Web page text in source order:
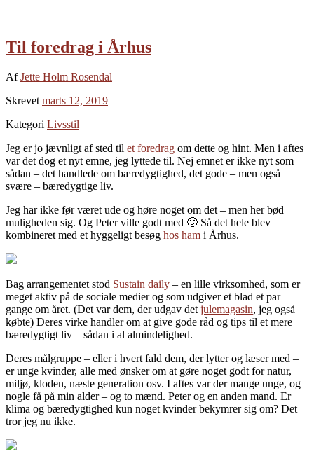
Til foredrag i Århus
AfJette Holm Rosendal
Skrevet marts 12, 2019
Kategori Livsstil
Jeg er jo jævnligt af sted til et foredrag om dette og hint. Men i aftes
var det dog et nyt emne, jeg lyttede til. Nej emnet er ikke nyt som
sådan – det handlede om bæredygtighed, det gode – men også
svære – bæredygtige liv.
Jeg har ikke før været ude og høre noget om det – men her bød
muligheden sig. Og Peter ville godt med 🙂 Så det hele blev
kombineret med et hyggeligt besøg hos ham i Århus.
Bag arrangementet stod Sustain daily – en lille virksomhed, som er
meget aktiv på de sociale medier og som udgiver et blad et par
gange om året. (Det var dem, der udgav det julemagasin, jeg også
købte) Deres virke handler om at give gode råd og tips til et mere
bæredygtigt liv – sådan i al almindelighed.
Deres målgruppe – eller i hvert fald dem, der lytter og læser med –
er unge kvinder, alle med ønsker om at gøre noget godt for natur,
miljø, kloden, næste generation osv. I aftes var der mange unge, og
nogle få på min alder – og to mænd. Peter og en anden mand. Er
klima og bæredygtighed kun noget kvinder bekymrer sig om? Det
tror jeg nu ikke.